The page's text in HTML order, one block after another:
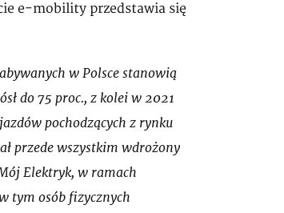
e-mobility przedstawia się
w Polsce stanowią
do 75 proc., z kolei w 2021
pochodzących z rynku
przede wszystkim wdrożony
Elektryk, w ramach
tym osób fizycznych